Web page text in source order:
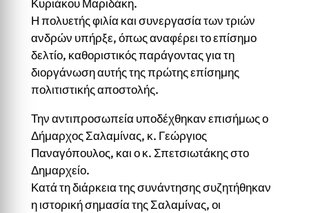
Κυριάκου Μαριδάκη.
Η πολυετής φιλία και συνεργασία των τριών
ανδρών υπήρξε, όπως αναφέρει το επίσημο
δελτίο, καθοριστικός παράγοντας για τη
διοργάνωση αυτής της πρώτης επίσημης
πολιτιστικής αποστολής.
Την αντιπροσωπεία υποδέχθηκαν επισήμως ο
Δήμαρχος Σαλαμίνας, κ. Γεώργιος
Παναγόπουλος, και ο κ. Σπετσιωτάκης στο
Δημαρχείο.
Κατά τη διάρκεια της συνάντησης συζητήθηκαν
η ιστορική σημασία της Σαλαμίνας, οι